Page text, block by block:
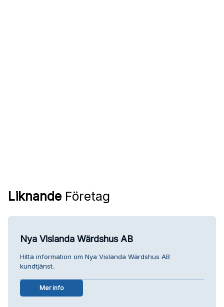
Liknande Företag
Nya Vislanda Wärdshus AB
Hitta information om Nya Vislanda Wärdshus AB
kundtjänst.
Mer info